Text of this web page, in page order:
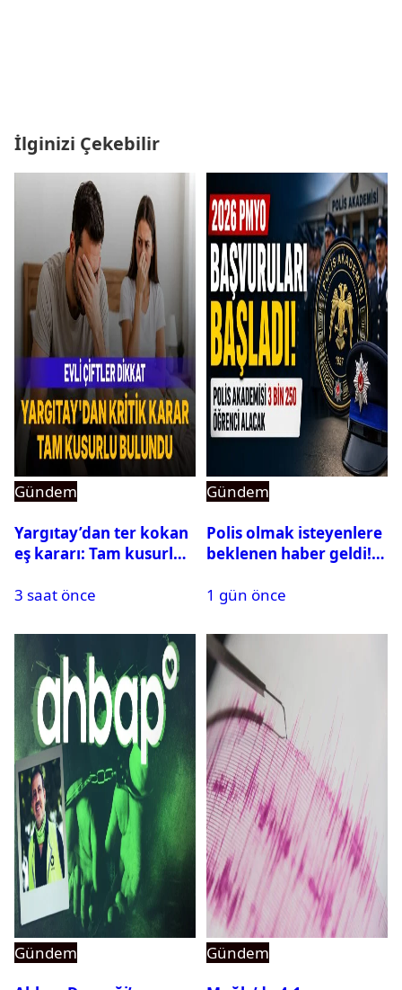
İlginizi Çekebilir
Gündem
Yargıtay’dan ter kokan
eş kararı: Tam kusurlu
3 saat önce
Gündem
Polis olmak isteyenlere
beklenen haber geldi!
1 gün önce
Gündem
Gündem